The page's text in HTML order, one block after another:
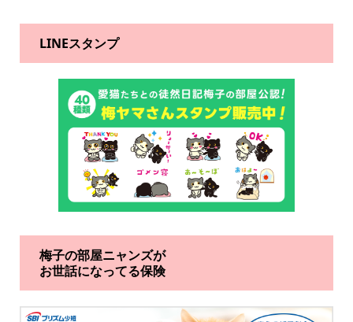
LINEスタンプ
梅子の部屋ニャンズが
お世話になってる保険